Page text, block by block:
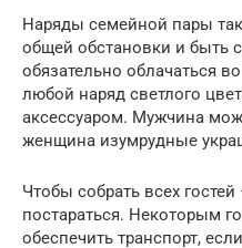
Наряды семейной пары
общей обстановки и быть
обязательно облачаться
любой наряд светлого
аксессуаром. Мужчина
женщина изумрудные
Чтобы собрать всех
постараться. Некоторым
обеспечить транспорт,